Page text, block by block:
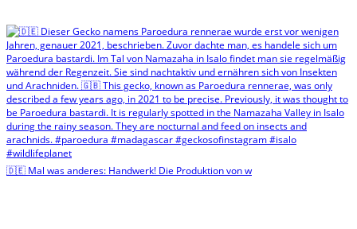
🇩🇪 Mal was anderes: Handwerk! Die Produktion von w